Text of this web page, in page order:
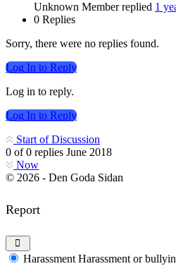
Unknown Member replied 1
0 Replies
Sorry, there were no replies found.
Log In to Reply
Log in to reply.
Log In to Reply
Start of Discussion
0 of0 replies June 2018
Now
© 2026 - Den Goda Sidan
Report
Harassment Harassment or